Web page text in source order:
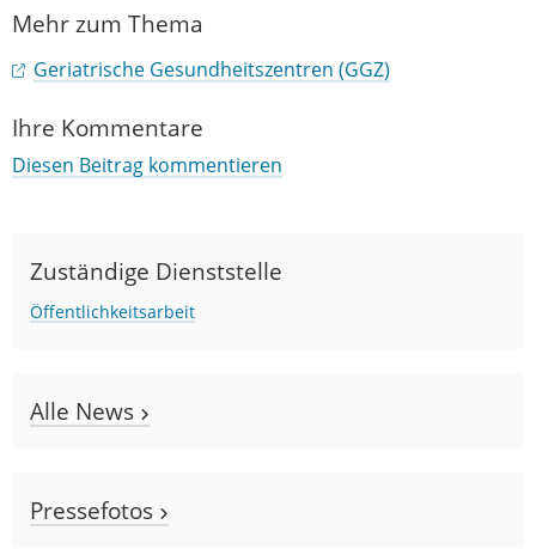
Mehr zum Thema
Geriatrische Gesundheitszentren (GGZ)
Ihre Kommentare
Diesen Beitrag kommentieren
Zuständige Dienststelle
Öffentlichkeitsarbeit
Alle News
Pressefotos